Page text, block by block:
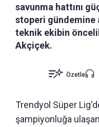
savunma hattını
stoperi gündemine
teknik ekibin
Akçiçek.
Özetle
Trendyol Süper
şampiyonluğa